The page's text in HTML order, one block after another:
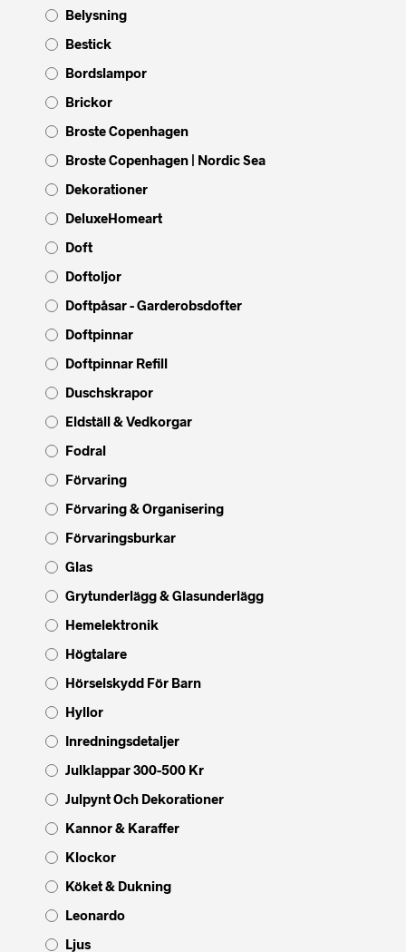
Belysning
Bestick
Bordslampor
Brickor
Broste Copenhagen
Broste Copenhagen | Nordic Sea
Dekorationer
DeluxeHomeart
Doft
Doftoljor
Doftpåsar - Garderobsdofter
Doftpinnar
Doftpinnar Refill
Duschskrapor
Eldställ & Vedkorgar
Fodral
Förvaring
Förvaring & Organisering
Förvaringsburkar
Glas
Grytunderlägg & Glasunderlägg
Hemelektronik
Högtalare
Hörselskydd För Barn
Hyllor
Inredningsdetaljer
Julklappar 300-500 Kr
Julpynt Och Dekorationer
Kannor & Karaffer
Klockor
Köket & Dukning
Leonardo
Ljus